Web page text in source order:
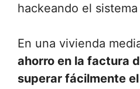
hackeando el
En una vivienda
ahorro en la factura
superar fácilmente el